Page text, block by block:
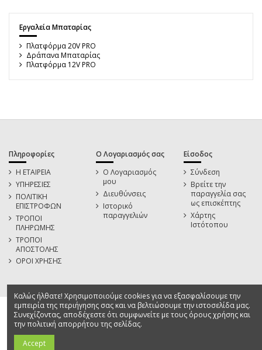
Εργαλεία Μπαταρίας
Πλατφόρμα 20V PRO
Δράπανα Μπαταρίας
Πλατφόρμα 12V PRO
Πληροφορίες
Η ΕΤΑΙΡΕΙΑ
ΥΠΗΡΕΣΙΕΣ
ΠΟΛΙΤΙΚΗ
ΕΠΙΣΤΡΟΦΩΝ
ΤΡΟΠΟΙ
ΠΛΗΡΩΜΗΣ
ΤΡΟΠΟΙ
ΑΠΟΣΤΟΛΗΣ
ΟΡΟΙ ΧΡΗΣΗΣ
Ο Λογαριασμός σας
Ο Λογαριασμός
μου
Διευθύνσεις
Ιστορικό
παραγγελιών
Είσοδος
Σύνδεση
Βρείτε την
παραγγελία σας
ως επισκέπτης
Χάρτης
Ιστότοπου
Καλώς ήλθατε! Χρησιμοποιούμε cookies για να εξασφαλίσουμε την
εμπειρία της περιήγησης σας και να βελτιώσουμε την ιστοσελίδα μας.
Συνεχίζοντας, αποδέχεστε ότι συμφωνείτε με τους όρους χρήσης και
την πολιτική απορρήτου της σελίδας.
Accept